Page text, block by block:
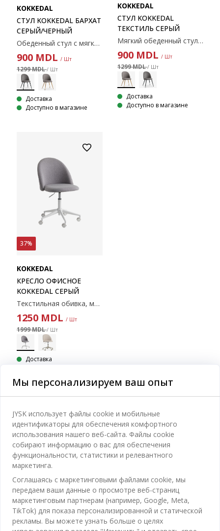
KOKKEDAL
СТУЛ KOKKEDAL БАРХАТ
СЕРЫЙ/ЧЕРНЫЙ
Обеденный стул с мягким сиденьем и спинкой из серого бархата. Чёрные ножки из стали.
900 MDL / Шт
1299 MDL/ Шт
Доставка
Доступно в магазине
KOKKEDAL
СТУЛ KOKKEDAL
ТЕКСТИЛЬ СЕРЫЙ
Мягкий обеденный стул с сиденьем и спинкой из серой ткани. Стальные ножки цвета дуба.
900 MDL / Шт
1299 MDL/ Шт
Доставка
Доступно в магазине
37%
KOKKEDAL
КРЕСЛО ОФИСНОЕ
KOKKEDAL СЕРЫЙ
Текстильная обивка, металлическое основание. Регулируется по высоте. 54x81-94x58 см.
1250 MDL / Шт
1999 MDL/ Шт
Доставка
Категории
Спальня
Ванная
Кабинет
Гостиная
Столовая
Отдел обслуживания клиентов
Контакты службы поддержки клиентов
Магазины и часы работы
JYSK
Про JYSK
ОФИС
Мы персонализируем ваш опыт
JYSK использует файлы cookie и мобильные
идентификаторы для обеспечения комфортного
использования нашего веб-сайта. Файлы cookie
собирают информацию о вас для обеспечения
функциональности, статистики и релевантного
маркетинга.
Соглашаясь с маркетинговыми файлами cookie, мы
передаем ваши данные о просмотре веб-страниц
маркетинговым партнерам (например, Google, Meta,
TikTok) для показа персонализированной и статической
рекламы. Вы можете узнать больше о целях